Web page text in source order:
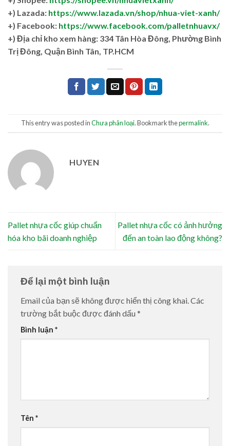
+) Lazada: https://www.lazada.vn/shop/nhua-viet-xanh/
+) Facebook: https://www.facebook.com/palletnhuavx/
+) Địa chỉ kho xem hàng: 334 Tân Hòa Đông, Phường Bình
Trị Đông, Quận Bình Tân, TP.HCM
This entry was posted inChưa phân loại. Bookmark thepermalink.
HUYEN
Pallet nhựa cốc giúp chuẩn
hóa kho bãi doanh nghiệp
Pallet nhựa cốc có ảnh hưởng
đến an toàn lao động không?
Để lại một bình luận
Email của bạn sẽ không được hiển thị công khai.Các
trường bắt buộc được đánh dấu *
Bình luận *
Tên *